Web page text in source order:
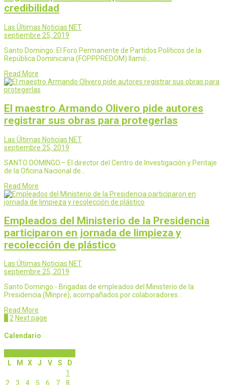
credibilidad
Las Últimas Noticias NET
septiembre 25, 2019
Santo Domingo. El Foro Permanente de Partidos Políticos de la
República Dominicana (FOPPPREDOM) llamó…
Read More
El maestro Armando Olivero pide autores
registrar sus obras para protegerlas
Las Últimas Noticias NET
septiembre 25, 2019
SANTO DOMINGO.– El director del Centro de Investigación y Peritaje
de la Oficina Nacional de…
Read More
Empleados del Ministerio de la Presidencia
participaron en jornada de limpieza y
recolección de plástico
Las Últimas Noticias NET
septiembre 25, 2019
Santo Domingo.- Brigadas de empleados del Ministerio de la
Presidencia (Minpre), acompañados por colaboradores…
Read More
Page
Page
2 Next page
Calendario
L
M X J V S
D
1
2
3 4 5 6 7 8